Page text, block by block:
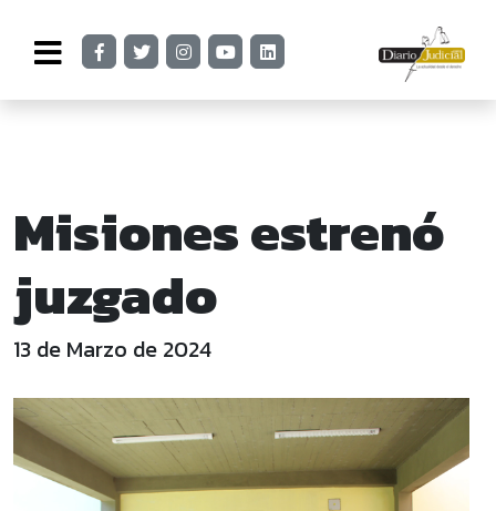
Misiones estrenó
juzgado
13 de Marzo de 2024